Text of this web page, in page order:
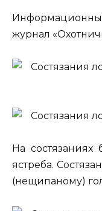
журнал
На
ястреба.
(нещипаному)